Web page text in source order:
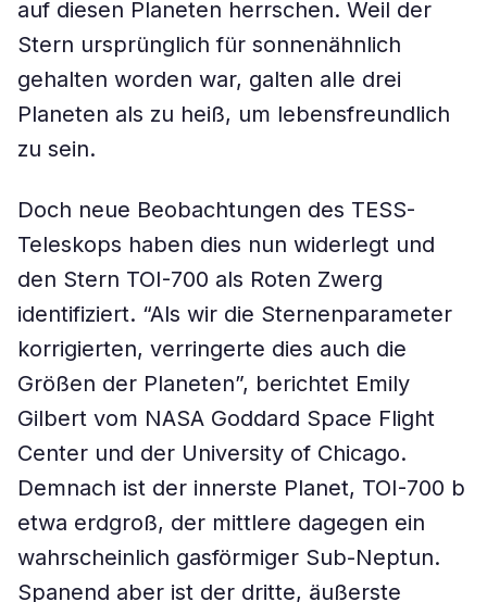
auf diesen Planeten herrschen. Weil der
Stern ursprünglich für sonnenähnlich
gehalten worden war, galten alle drei
Planeten als zu heiß, um lebensfreundlich
zu sein.
Doch neue Beobachtungen des TESS-
Teleskops haben dies nun widerlegt und
den Stern TOI-700 als Roten Zwerg
identifiziert. “Als wir die Sternenparameter
korrigierten, verringerte dies auch die
Größen der Planeten”, berichtet Emily
Gilbert vom NASA Goddard Space Flight
Center und der University of Chicago.
Demnach ist der innerste Planet, TOI-700 b
etwa erdgroß, der mittlere dagegen ein
wahrscheinlich gasförmiger Sub-Neptun.
Spanend aber ist der dritte, äußerste